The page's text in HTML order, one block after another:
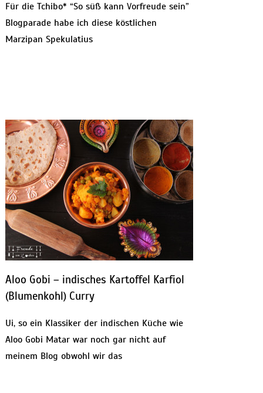
Für die Tchibo* “So süß kann Vorfreude sein”
Blogparade habe ich diese köstlichen
Marzipan Spekulatius
Aloo Gobi – indisches Kartoffel Karfiol
(Blumenkohl) Curry
Ui, so ein Klassiker der indischen Küche wie
Aloo Gobi Matar war noch gar nicht auf
meinem Blog obwohl wir das